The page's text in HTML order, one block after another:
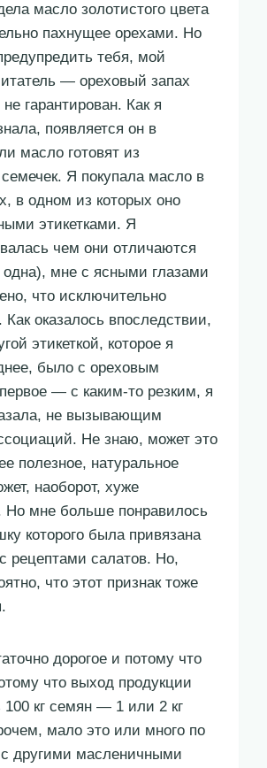
масло золотистого цвета
пахнущее орехами. Но
тебя, мой
— ореховый запах
гарантирован. Как я
появляется он в
масло готовят из
Я покупала масло в
в одном из которых оно
этикетками. Я
чем они отличаются
мне с ясными глазами
что исключительно
Как оказалось впоследствии,
этикеткой, которое я
было с ореховым
— с каким-то резким, я
не вызывающим
Не знаю, может это
полезное, натуральное
наоборот, хуже
Но мне больше понравилось
которого была привязана
рецептами салатов. Но,
что этот признак тоже
дорогое и потому что
что выход продукции
100 кг семян — 1 или 2 кг
мало это или много по
другими масленичными